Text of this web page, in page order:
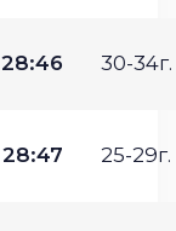
28:46 30-34г.
28:47 25-29г.